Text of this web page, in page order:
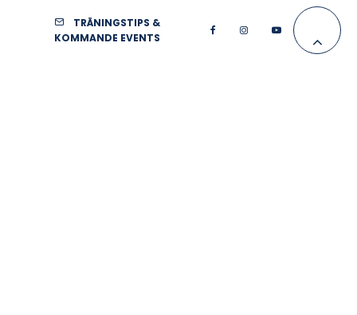
TRÄNINGSTIPS &
KOMMANDE EVENTS